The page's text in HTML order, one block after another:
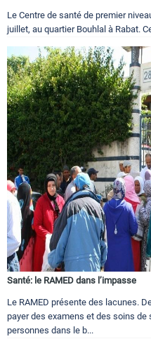
Le Centre de santé de premier
juillet, au quartier Bouhlal à Rabat.
Santé: le RAMED dans l’impasse
Le RAMED présente des lacunes.
payer des examens et des soins de
personnes dans le b...